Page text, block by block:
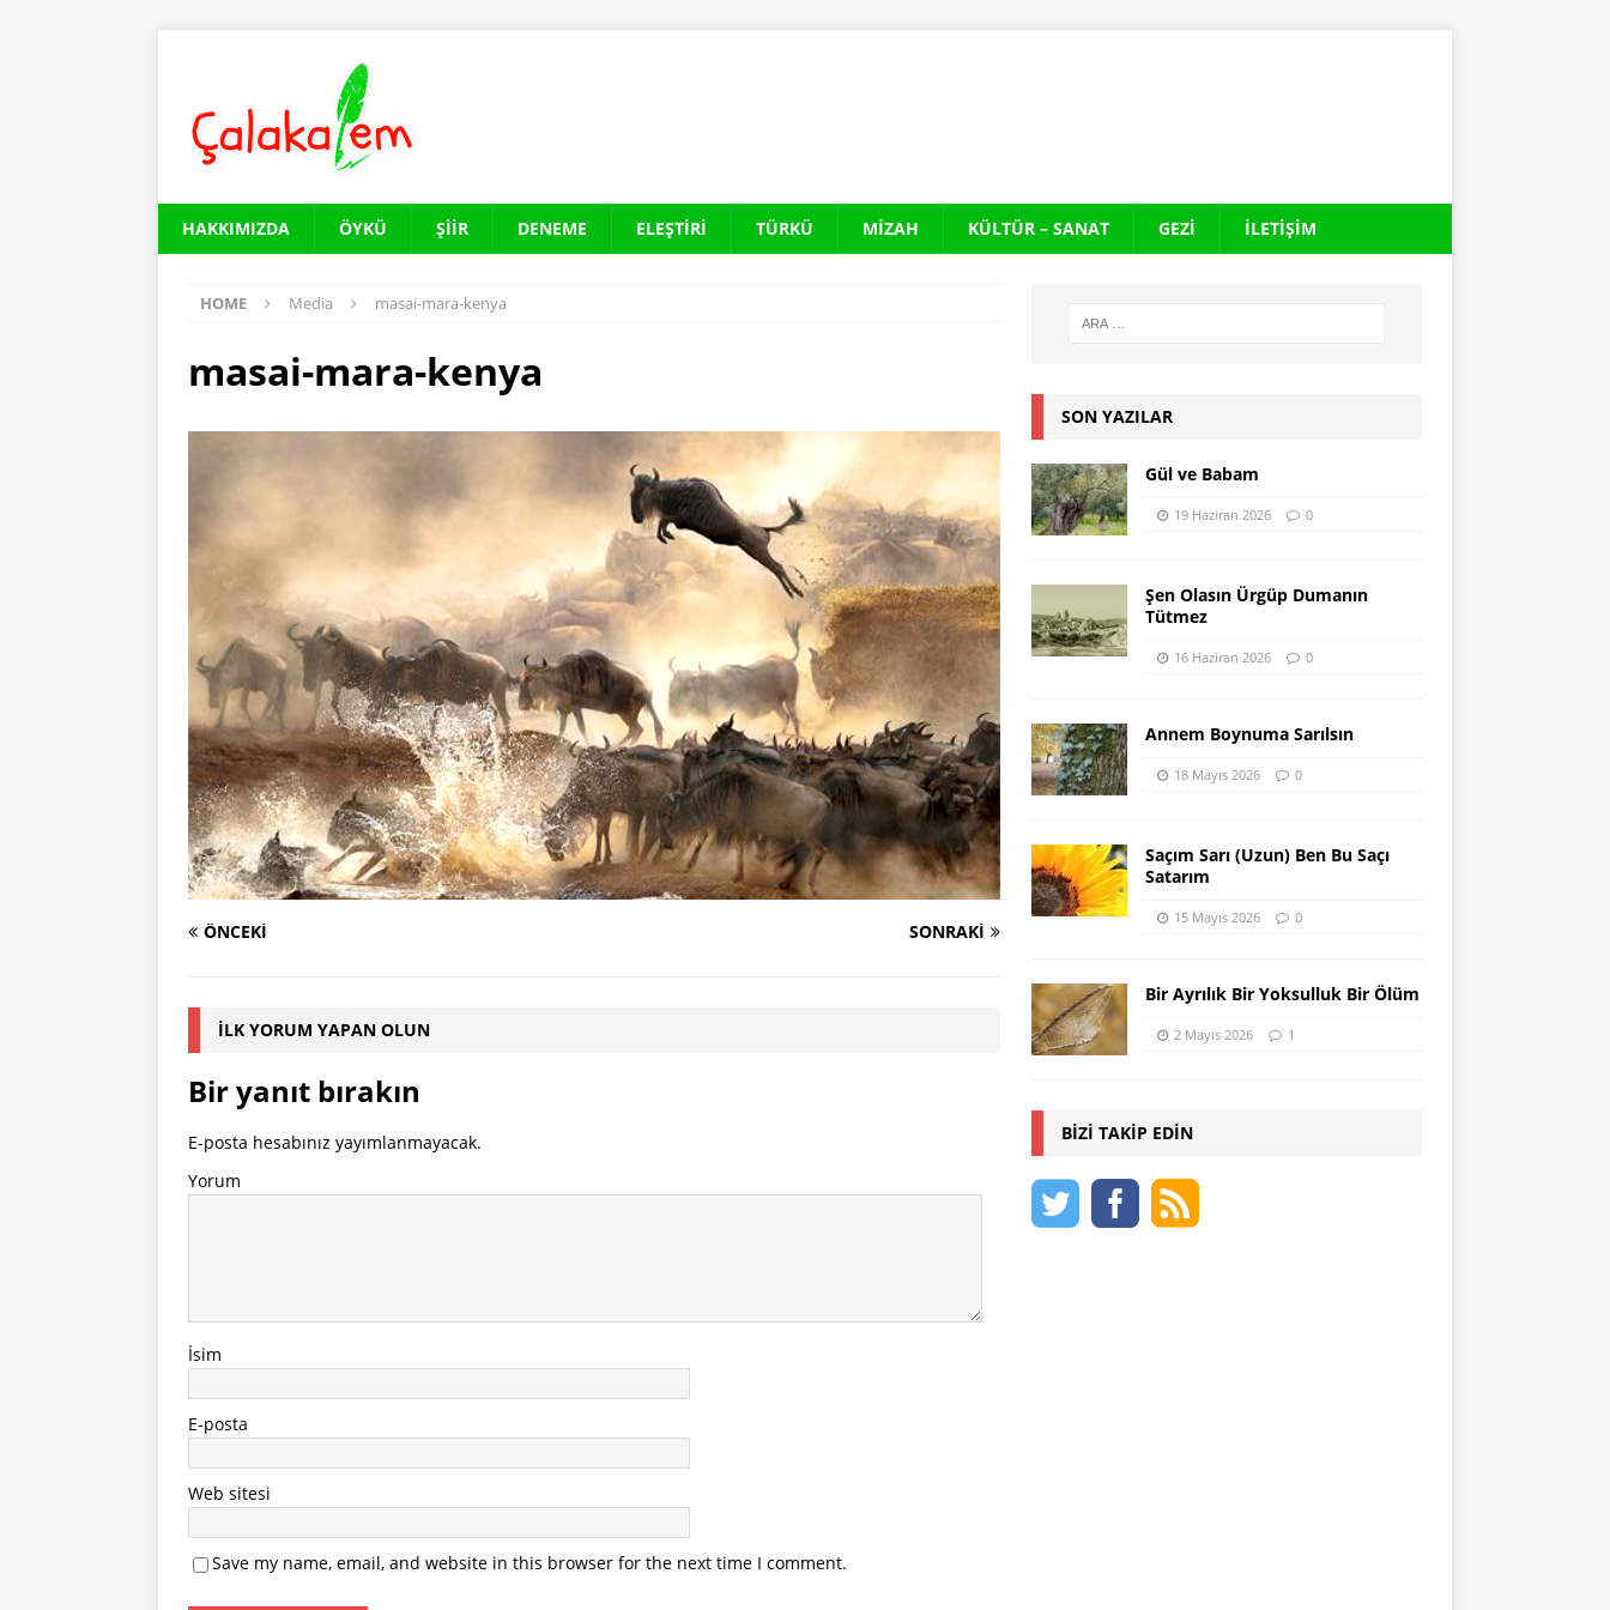
HAKKIMIZDA ÖYKÜ ŞIIR DENEME ELEŞTIRI TÜRKÜ MIZAH KÜLTÜR – SANAT GEZI İLETIŞIM
HOME Media masai-mara-kenya
masai-mara-kenya
ÖNCEKI SONRAKI
İLK YORUM YAPAN OLUN
Bir yanıt bırakın
E-posta hesabınız yayımlanmayacak.
Yorum
İsim
E-posta
Web sitesi
Save my name, email, and website in this browser for the next time I comment.
SON YAZILAR
Gül ve Babam
19 Haziran 2026 0
Şen Olasın Ürgüp Dumanın
Tütmez
16 Haziran 2026 0
Annem Boynuma Sarılsın
18 Mayıs 2026 0
Saçım Sarı (Uzun) Ben Bu Saçı
Satarım
15 Mayıs 2026 0
Bir Ayrılık Bir Yoksulluk Bir Ölüm
2 Mayıs 2026 1
BIZI TAKIP EDIN